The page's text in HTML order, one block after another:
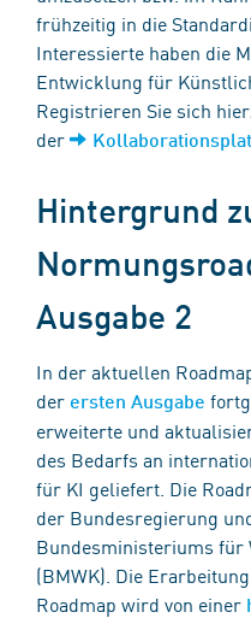
frühzeitig in die
Interessierte haben die
Entwicklung für
Registrieren Sie sich
der
Hintergrund
Ausgabe 2
In der aktuellen
der ersten Ausgabe
erweiterte und
des Bedarfs an
für KI geliefert. Die
der Bundesregierung
Bundesministeriums für
(BMWK). Die
Roadmap wird von einer